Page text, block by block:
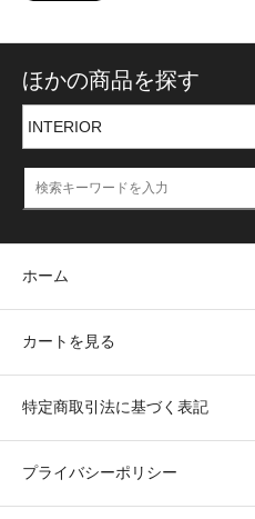
ほかの商品を探す
ホーム
カートを見る
特定商取引法に基づく表記
プライバシーポリシー